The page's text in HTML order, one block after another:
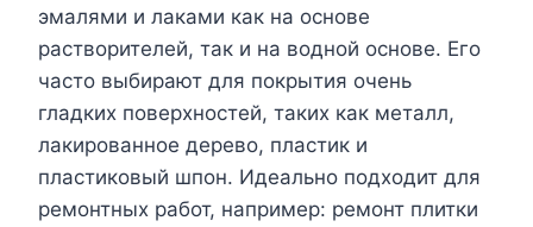
эмалями и лаками как на основе
растворителей, так и на водной основе. Его
часто выбирают для покрытия очень
гладких поверхностей, таких как металл,
лакированное дерево, пластик и
пластиковый шпон. Идеально подходит для
ремонтных работ, например: ремонт плитки